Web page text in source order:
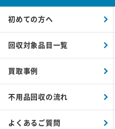
初めての方へ
回収対象品目一覧
買取事例
不用品回収の流れ
よくあるご質問